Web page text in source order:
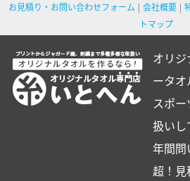
お見積り・お問い合わせフォーム 会社概要
トマップ
オリ
ータオ
スポ
扱いし
年間
超！見